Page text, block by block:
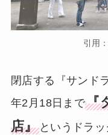
引用
閉店する『サンド
年2月18日まで『
店』というドラッ